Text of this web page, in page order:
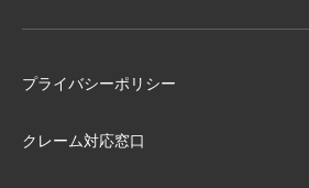
プライバシーポリシー
クレーム対応窓口